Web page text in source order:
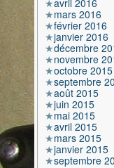
mars 2016
février 2016
janvier 2016
décembre
novembre
octobre 2015
septembre
août 2015
juin 2015
mai 2015
avril 2015
mars 2015
janvier 2015
septembre